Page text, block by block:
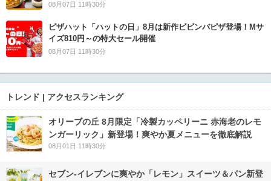
08月07日 11時30分
ピザハット「ハットの日」8月は新作ビビンバピザ登場！Mサ
イズ810円～の特大セール開催
08月07日 11時30分
トレンド | アクセスランキング
オリーブの丘 8月限定「冷製カッペリーニ 赤海老のレモ
ンガーリック」新登場！爽やか夏メニューを徹底解説
08月01日 11時30分
セブン‐イレブンに爽やか「レモン」スイーツ＆パン新登